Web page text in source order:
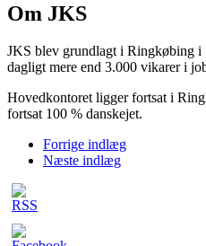
Om JKS
JKS blev grundlagt i Ringkøbing i
dagligt mere end 3.000 vikarer i
Hovedkontoret ligger fortsat i
fortsat 100 % danskejet.
Forrige indlæg
Næste indlæg